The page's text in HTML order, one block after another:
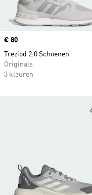
Price
€ 80
Treziod 2.0 Schoenen
Originals
3 kleuren